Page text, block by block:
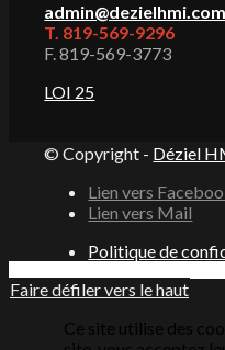
admin@dezielhmi.com
T. 819-569-9296
F. 819-569-3773
LOI 25
© Copyright - Déziel
Lien vers
Lien vers Mail
Politique de
Faire défiler vers le haut
Ce site utilise des